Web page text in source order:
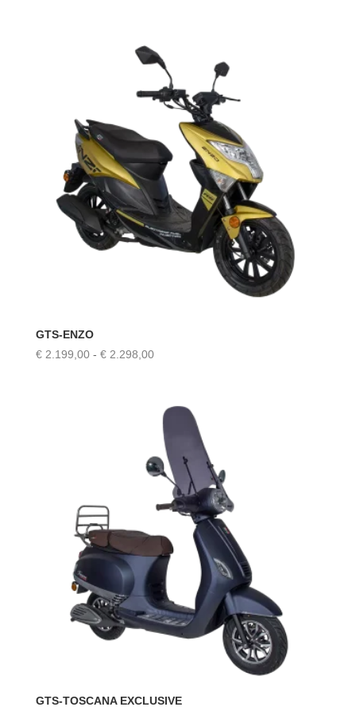
GTS-ENZO
€2.199,00 - €2.298,00Prijsklasse:
€ 2.298,00
GTS-TOSCANA EXCLUSIVE